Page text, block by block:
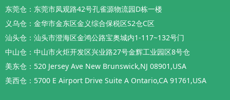
东莞仓：东莞市凤观路42号孔雀源物流园D栋一楼
义乌仓：金华市金东区金义综合保税区S2仓C区
汕头仓：汕头市澄海区金鸿公路宝奥城内1-117~132号门
中山仓：中山市火炬开发区兴业路27号金辉工业园区8号仓
美东仓：520 Jersey Ave New Brunswick,NJ 08901,USA
美西仓：5700 E Airport Drive Suite A Ontario,CA 91761,USA